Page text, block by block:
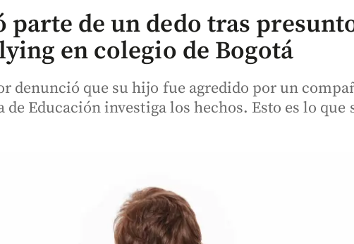
parte de un dedo tras
en colegio de Bogotá
denunció que su hijo fue agredido por un
de Educación investiga los hechos. Esto es lo que